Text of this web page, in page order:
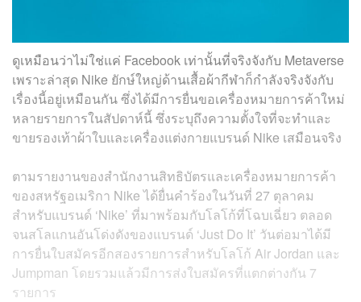
ดูเหมือนว่าไม่ใช่แค่ Facebook เท่านั้นที่จริงจังกับ Metaverse
เพราะล่าสุด Nike ยักษ์ใหญ่ด้านเสื้อผ้ากีฬาก็กำลังจริงจังกับ
เรื่องนี้อยู่เหมือนกัน ซึ่งได้มีการยื่นขอเครื่องหมายการค้าใหม่
หลายรายการในสัปดาห์นี้ ซึ่งระบุถึงความตั้งใจที่จะทำและ
ขายรองเท้าผ้าใบและเครื่องแต่งกายแบรนด์ Nike เสมือนจริง
ตามรายงานของสำนักงานสิทธิบัตรและเครื่องหมายการค้า
ของสหรัฐอเมริกา Nike ได้ยื่นคำร้องในวันที่ 27 ตุลาคม
สำหรับแบรนด์ ‘Nike’ ที่มาพร้อมกับโลโก้ที่โฉบเฉี่ยว ตลอด
จนสโลแกนอันโด่งดังของแบรนด์ ‘Just Do It’ วันต่อมาได้มี
การยื่นใบสมัครอีกสองรายการสำหรับโลโก้ Air Jordan และ
Jumpman โดยรวมแล้วมีการส่งใบสมัครที่แตกต่างกัน 7
รายการ